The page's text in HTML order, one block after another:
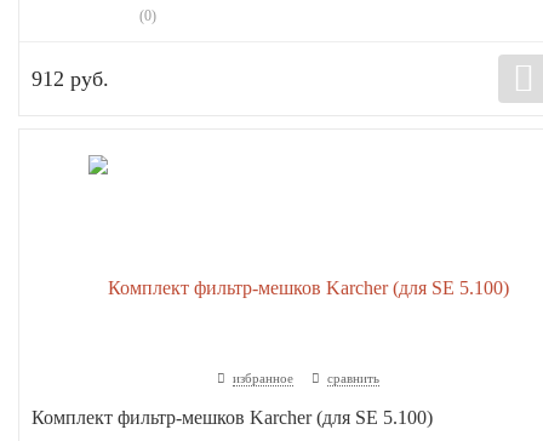
(0)
912 руб.
избранное сравнить
Комплект фильтр-мешков Karcher (для SE 5.100)